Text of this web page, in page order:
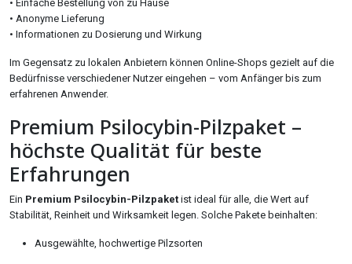
• Einfache Bestellung von zu Hause
• Anonyme Lieferung
• Informationen zu Dosierung und Wirkung
Im Gegensatz zu lokalen Anbietern können Online-Shops gezielt auf die
Bedürfnisse verschiedener Nutzer eingehen – vom Anfänger bis zum
erfahrenen Anwender.
Premium Psilocybin-Pilzpaket –
höchste Qualität für beste
Erfahrungen
Ein Premium Psilocybin-Pilzpaket ist ideal für alle, die Wert auf
Stabilität, Reinheit und Wirksamkeit legen. Solche Pakete beinhalten:
Ausgewählte, hochwertige Pilzsorten